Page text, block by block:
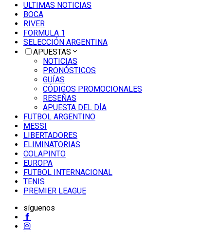
ULTIMAS NOTICIAS
BOCA
RIVER
FORMULA 1
SELECCIÓN ARGENTINA
APUESTAS
NOTICIAS
PRONÓSTICOS
GUÍAS
CÓDIGOS PROMOCIONALES
RESEÑAS
APUESTA DEL DÍA
FUTBOL ARGENTINO
MESSI
LIBERTADORES
ELIMINATORIAS
COLAPINTO
EUROPA
FUTBOL INTERNACIONAL
TENIS
PREMIER LEAGUE
síguenos